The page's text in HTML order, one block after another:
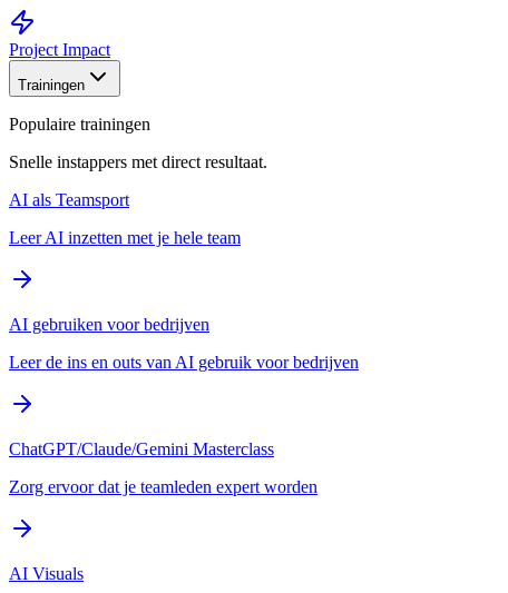
Project Impact
Trainingen
Populaire trainingen
Snelle instappers met direct resultaat.
AI als Teamsport
Leer AI inzetten met je hele team
AI gebruiken voor bedrijven
Leer de ins en outs van AI gebruik voor bedrijven
ChatGPT/Claude/Gemini Masterclass
Zorg ervoor dat je teamleden expert worden
AI Visuals